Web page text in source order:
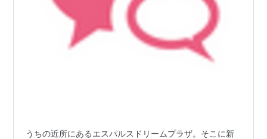
うちの近所にあるエスパルスドリームプラザ。そこに新